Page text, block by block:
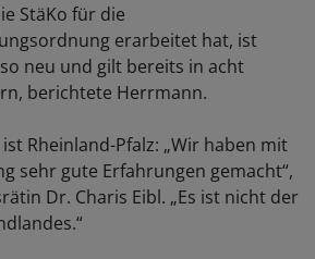
StäKo für die
erarbeitet hat, ist
neu und gilt bereits in acht
berichtete Herrmann.
Rheinland-Pfalz: „Wir haben mit
sehr gute Erfahrungen gemacht“,
Dr. Charis Eibl. „Es ist nicht der